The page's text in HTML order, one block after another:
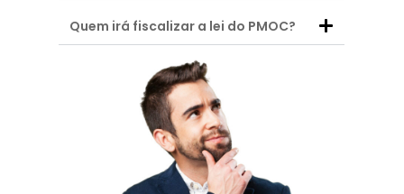
Quem irá fiscalizar a lei do PMOC?